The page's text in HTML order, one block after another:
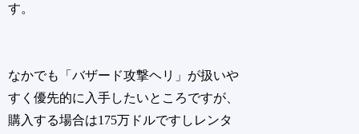
す。
なかでも「バザード攻撃ヘリ」が扱いや
すく優先的に入手したいところですが、
購入する場合は175万ドルですしレンタ